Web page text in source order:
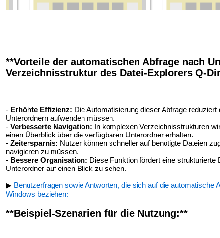
**Vorteile der automatischen Abfrage nach
Verzeichnisstruktur des Datei-Explorers Q-
- Erhöhte Effizienz: Die Automatisierung dieser Abfrage
Unterordnern aufwenden müssen.
- Verbesserte Navigation: In komplexen Verzeichnisstrukturen
einen Überblick über die verfügbaren Unterordner erhalten.
- Zeitersparnis: Nutzer können schneller auf benötigte Dateien
navigieren zu müssen.
- Bessere Organisation: Diese Funktion fördert eine
Unterordner auf einen Blick zu sehen.
▶ Benutzerfragen sowie Antworten, die sich auf die automatische
Windows beziehen:
**Beispiel-Szenarien für die Nutzung:**